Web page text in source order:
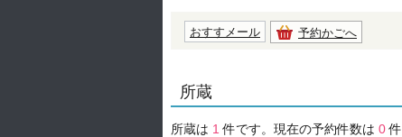
おすすメール 予約かごへ
所蔵
所蔵は 1 件です。現在の予約件数は 0件